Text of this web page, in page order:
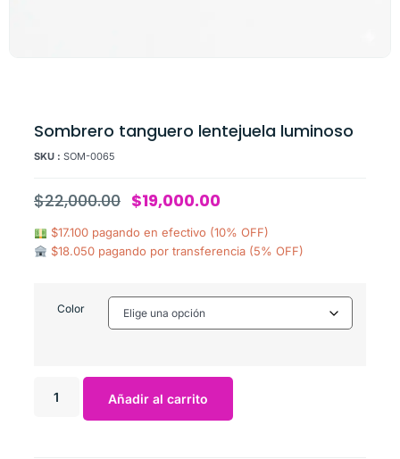
Sombrero tanguero lentejuela luminoso
SKU : SOM-0065
$22,000.00 $19,000.00
$17.100 pagando en efectivo (10% OFF)
$18.050 pagando por transferencia (5% OFF)
Color
Añadir al carrito